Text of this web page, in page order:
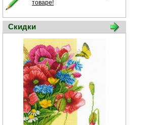
товаре!
Скидки